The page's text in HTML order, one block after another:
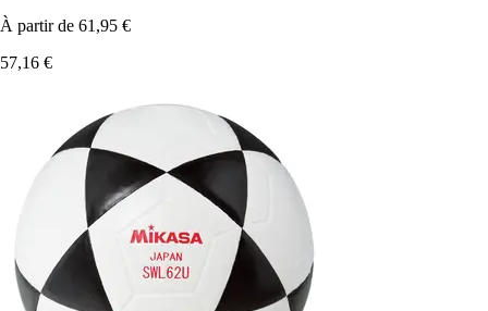
À partir de 61,95 €
57,16 €